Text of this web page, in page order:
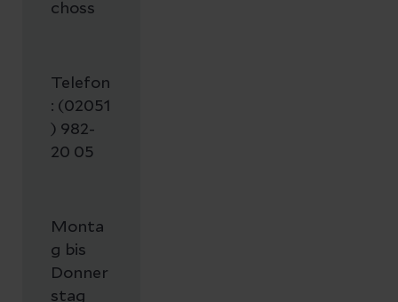
choss
Telefon
: (02051
) 982-
20 05
Monta
g bis
Donner
stag